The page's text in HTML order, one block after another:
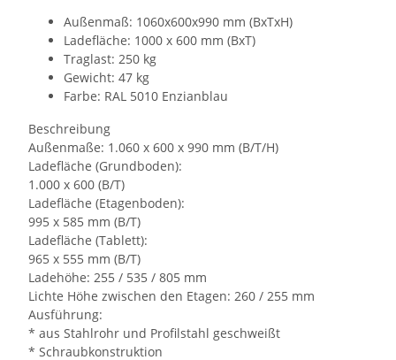
Außenmaß: 1060x600x990 mm (BxTxH)
Ladefläche: 1000 x 600 mm (BxT)
Traglast: 250 kg
Gewicht: 47 kg
Farbe: RAL 5010 Enzianblau
Beschreibung
Außenmaße: 1.060 x 600 x 990 mm (B/T/H)
Ladefläche (Grundboden):
1.000 x 600 (B/T)
Ladefläche (Etagenboden):
995 x 585 mm (B/T)
Ladefläche (Tablett):
965 x 555 mm (B/T)
Ladehöhe: 255 / 535 / 805 mm
Lichte Höhe zwischen den Etagen: 260 / 255 mm
Ausführung:
* aus Stahlrohr und Profilstahl geschweißt
* Schraubkonstruktion